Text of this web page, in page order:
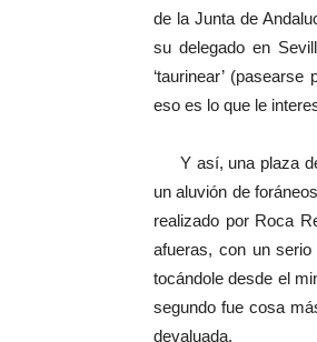
de la Junta de
su delegado en
‘taurinear’
eso es lo que le
Y así, una plaza
un aluvión de
realizado por Roca
afueras, con un
tocándole desde el
segundo fue cosa
devaluada.